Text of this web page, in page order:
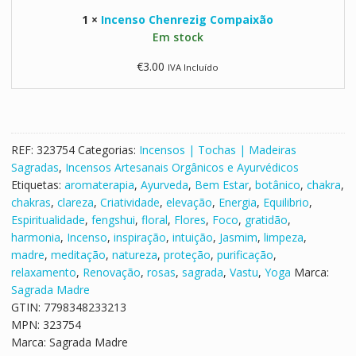
i
m
R
o
s
E
u
a
l
o
o
C
e
n
i
g
C
o
m
p
a
i
1 × Incenso Chenrezig Compaixão
Em stock
€3.00 IVA Incluído
REF: 323754 Categorias: Incensos | Tochas | Madeiras
Sagradas, Incensos Artesanais Orgânicos e Ayurvédicos
Etiquetas: aromaterapia, Ayurveda, Bem Estar, botânico, chakra,
chakras, clareza, Criatividade, elevação, Energia, Equilibrio,
Espiritualidade, fengshui, floral, Flores, Foco, gratidão,
harmonia, Incenso, inspiração, intuição, Jasmim, limpeza,
madre, meditação, natureza, proteção, purificação,
relaxamento, Renovação, rosas, sagrada, Vastu, Yoga Marca:
Sagrada Madre
GTIN: 7798348233213
MPN: 323754
Marca: Sagrada Madre